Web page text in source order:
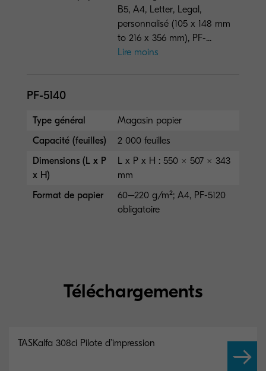
B5, A4, Letter, Legal,
personnalisé (105 x 148 mm
to 216 x 356 mm), PF-...
Lire moins
PF-5140
Type général
Magasin papier
Capacité (feuilles)
2 000 feuilles
Dimensions (L x P
x H)
L x P x H : 550 × 507 × 343
mm
Format de papier
60–220 g/m²; A4, PF-5120
obligatoire
Téléchargements
TASKalfa 308ci Pilote d’impression